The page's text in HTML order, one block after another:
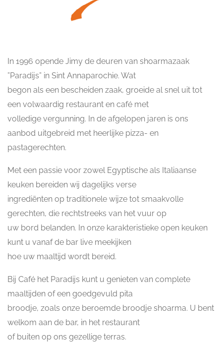
In 1996 opende Jimy de deuren van shoarmazaak
”Paradijs” in Sint Annaparochie. Wat
begon als een bescheiden zaak, groeide al snel uit tot
een volwaardig restaurant en café met
volledige vergunning. In de afgelopen jaren is ons
aanbod uitgebreid met heerlijke pizza- en
pastagerechten.
Met een passie voor zowel Egyptische als Italiaanse
keuken bereiden wij dagelijks verse
ingrediënten op traditionele wijze tot smaakvolle
gerechten, die rechtstreeks van het vuur op
uw bord belanden. In onze karakteristieke open keuken
kunt u vanaf de bar live meekijken
hoe uw maaltijd wordt bereid.
Bij Café het Paradijs kunt u genieten van complete
maaltijden of een goedgevuld pita
broodje, zoals onze beroemde broodje shoarma. U bent
welkom aan de bar, in het restaurant
of buiten op ons gezellige terras.